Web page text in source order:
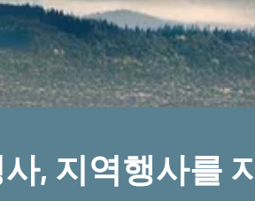
, 지역행사를